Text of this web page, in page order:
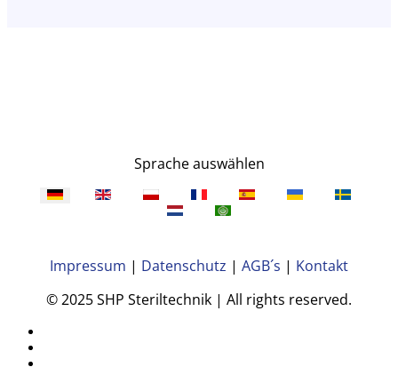
Sprache auswählen
Impressum | Datenschutz | AGB´s | Kontakt
© 2025 SHP Steriltechnik | All rights reserved.